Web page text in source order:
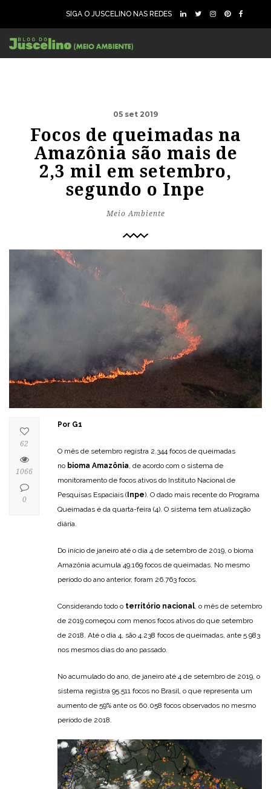
SIGA O JUSCELINO NAS REDES
05 set 2019
Focos de queimadas na
Amazônia são mais de
2,3 mil em setembro,
segundo o Inpe
Meio Ambiente
Por G1
O mês de setembro registra 2.344 focos de queimadas
no bioma Amazônia , de acordo com o sistema de
monitoramento de focos ativos do Instituto Nacional de
Pesquisas Espaciais (Inpe). O dado mais recente do Programa
Queimadas é da quarta-feira (4). O sistema tem atualização
diária.
Do início de janeiro até o dia 4 de setembro de 2019, o bioma
Amazônia acumula 49.169 focos de queimadas. No mesmo
período do ano anterior, foram 26.763 focos.
Considerando todo o território nacional , o mês de setembro
de 2019 começou com menos focos ativos do que setembro
de 2018. Até o dia 4, são 4.238 focos de queimadas, ante 5.983
nos mesmos dias do ano passado.
No acumulado do ano, de janeiro até 4 de setembro de 2019, o
sistema registra 95.511 focos no Brasil, o que representa um
aumento de 59% ante os 60.058 focos observados no mesmo
período de 2018.
62
1066
0